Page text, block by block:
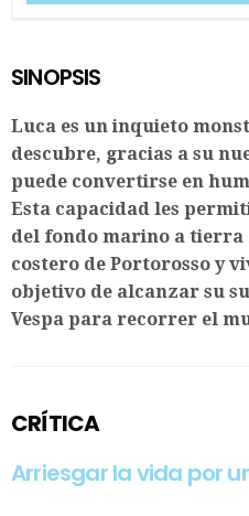
SINOPSIS
Luca es un inquieto
descubre, gracias a su
puede convertirse en
Esta capacidad les
del fondo marino a
costero de Portorosso y
objetivo de alcanzar su
Vespa para recorrer el
CRÍTICA
Arriesgar la vida por